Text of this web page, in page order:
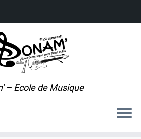
– Ecole de Musique